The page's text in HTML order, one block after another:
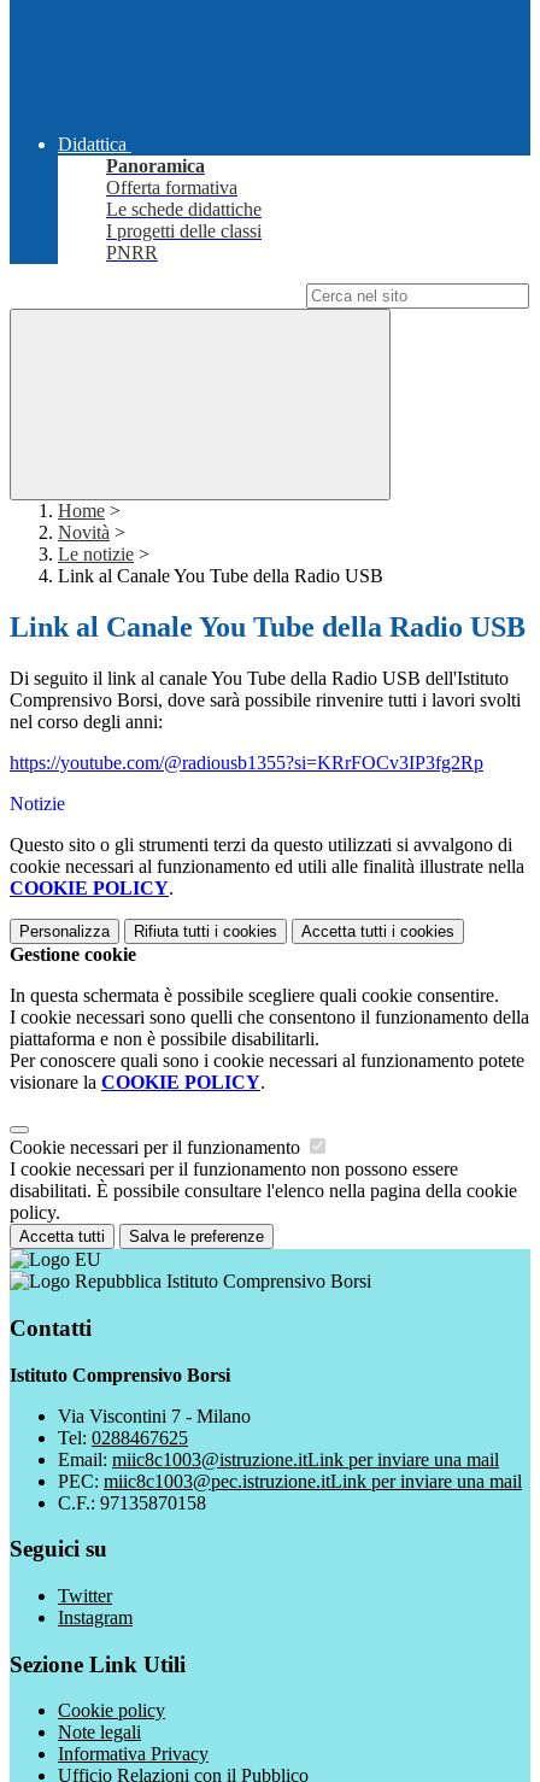
Didattica
Panoramica
Offerta formativa
Le schede didattiche
I progetti delle classi
PNRR
Home >
Novità >
Le notizie >
Link al Canale You Tube della Radio USB
Link al Canale You Tube della Radio USB
Di seguito il link al canale You Tube della Radio USB dell'Istituto
Comprensivo Borsi, dove sarà possibile rinvenire tutti i lavori svolti
nel corso degli anni:
https://youtube.com/@radiousb1355?si=KRrFOCv3IP3fg2Rp
Notizie
Questo sito o gli strumenti terzi da questo utilizzati si avvalgono di
cookie necessari al funzionamento ed utili alle finalità illustrate nella
COOKIE POLICY.
Personalizza Rifiuta tutti i cookies Accetta tutti i cookies
Gestione cookie
In questa schermata è possibile scegliere quali cookie consentire.
I cookie necessari sono quelli che consentono il funzionamento della
piattaforma e non è possibile disabilitarli.
Per conoscere quali sono i cookie necessari al funzionamento potete
visionare la COOKIE POLICY.
Cookie necessari per il funzionamento
I cookie necessari per il funzionamento non possono essere
disabilitati. È possibile consultare l'elenco nella pagina della cookie
policy.
Accetta tutti Salva le preferenze
Istituto Comprensivo Borsi
Contatti
Istituto Comprensivo Borsi
Via Viscontini 7 - Milano
Tel: 0288467625
Email: miic8c1003@istruzione.itLink per inviare una mail
PEC: miic8c1003@pec.istruzione.itLink per inviare una mail
C.F.: 97135870158
Seguici su
Twitter
Instagram
Sezione Link Utili
Cookie policy
Note legali
Informativa Privacy
Ufficio Relazioni con il Pubblico